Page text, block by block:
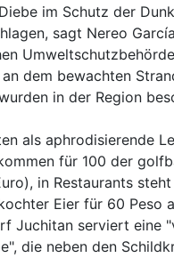
im Schutz der
sagt Nereo
dem bewachten
in der Region
als aphrodisierende
für 100 der
in Restaurants
Eier für 60 Peso
Juchitan serviert eine
die neben den